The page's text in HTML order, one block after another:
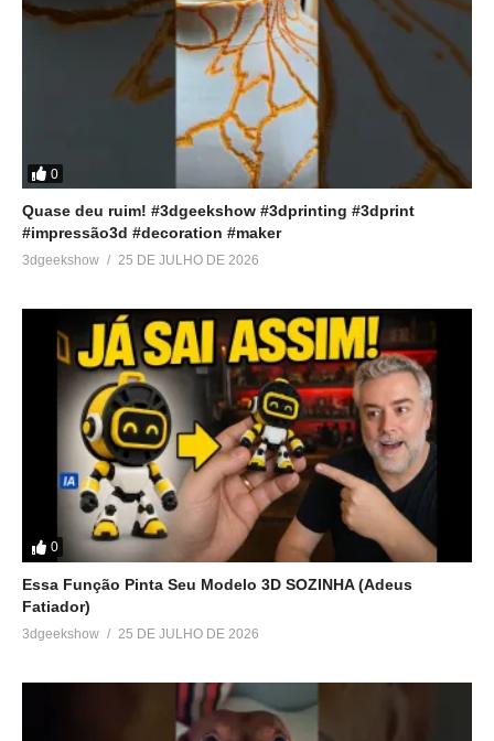
0
Quase deu ruim! #3dgeekshow #3dprinting #3dprint
#impressão3d #decoration #maker
3dgeekshow 25 DE JULHO DE 2026
0
Essa Função Pinta Seu Modelo 3D SOZINHA (Adeus
Fatiador)
3dgeekshow 25 DE JULHO DE 2026